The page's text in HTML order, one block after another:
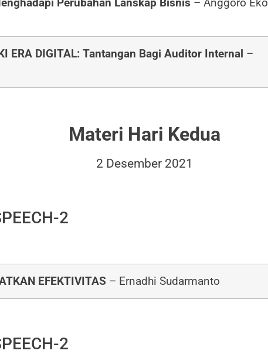
ERA DIGITAL: Tantangan Bagi Auditor Internal –
Materi Hari Kedua
2 Desember 2021
2
EFEKTIVITAS – Ernadhi Sudarmanto
2